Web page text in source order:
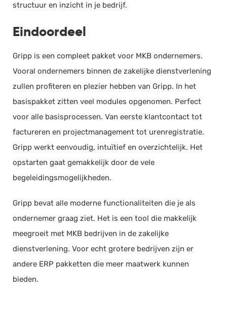
BTW verlegd factureren
Facturen opstellen
Betalingsherinnering opstellen
Debiteurenbeheer
Inkoopfacturen inboeken
Scan & herken
Bankkoppeling
Urenregistratie
CRM systeem
Projectmanagement
Sales
Mobiele app beschikbaar
Facturen opstellen
Offerte opstellen
Contactmomenten vastleggen
structuur en inzicht in je bedrijf.
Eindoordeel
Gripp is een compleet pakket voor MKB ondernemers.
Vooral ondernemers binnen de zakelijke dienstverlening
zullen profiteren en plezier hebben van Gripp. In het
basispakket zitten veel modules opgenomen. Perfect
voor alle basisprocessen. Van eerste klantcontact tot
factureren en projectmanagement tot urenregistratie.
Gripp werkt eenvoudig, intuïtief en overzichtelijk. Het
opstarten gaat gemakkelijk door de vele
begeleidingsmogelijkheden.
Gripp bevat alle moderne functionaliteiten die je als
ondernemer graag ziet. Het is een tool die makkelijk
meegroeit met MKB bedrijven in de zakelijke
dienstverlening. Voor echt grotere bedrijven zijn er
andere ERP pakketten die meer maatwerk kunnen
bieden.